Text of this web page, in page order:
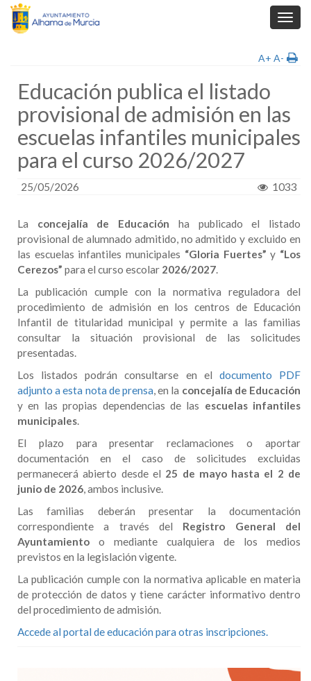
A+ A-
Educación publica el listado
provisional de admisión en las
escuelas infantiles municipales
para el curso 2026/2027
25/05/2026 1033
La concejalía de Educación ha publicado el listado
provisional de alumnado admitido, no admitido y excluido en
las escuelas infantiles municipales “Gloria Fuertes” y “Los
Cerezos” para el curso escolar 2026/2027.
La publicación cumple con la normativa reguladora del
procedimiento de admisión en los centros de Educación
Infantil de titularidad municipal y permite a las familias
consultar la situación provisional de las solicitudes
presentadas.
Los listados podrán consultarse en el documento PDF
adjunto a esta nota de prensa, en la concejalía de Educación
y en las propias dependencias de las escuelas infantiles
municipales.
El plazo para presentar reclamaciones o aportar
documentación en el caso de solicitudes excluidas
permanecerá abierto desde el 25 de mayo hasta el 2 de
junio de 2026, ambos inclusive.
Las familias deberán presentar la documentación
correspondiente a través del Registro General del
Ayuntamiento o mediante cualquiera de los medios
previstos en la legislación vigente.
La publicación cumple con la normativa aplicable en materia
de protección de datos y tiene carácter informativo dentro
del procedimiento de admisión.
Accede al portal de educación para otras inscripciones.